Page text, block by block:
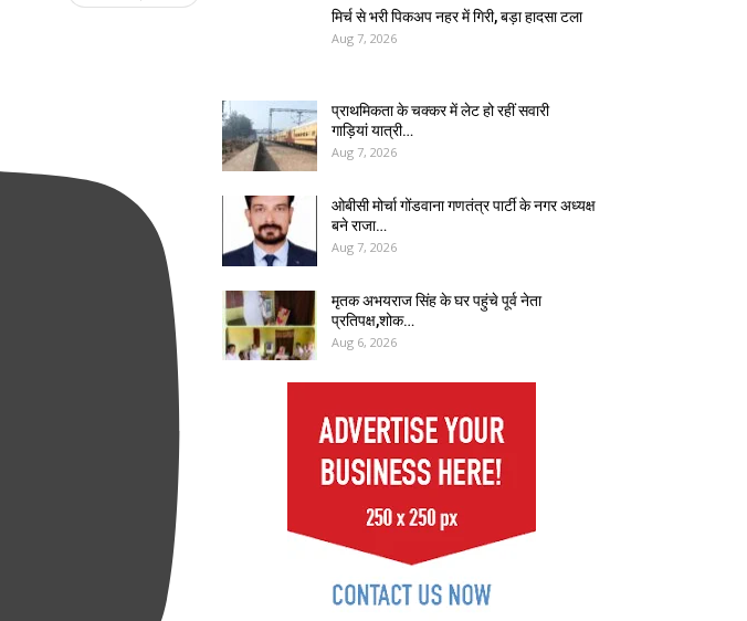
मिर्च से भरी पिकअप नहर में गिरी, बड़ा हादसा टला
Aug 7, 2026
प्राथमिकता के चक्कर में लेट हो रहीं सवारी
गाड़ियां यात्री…
Aug 7, 2026
ओबीसी मोर्चा गोंडवाना गणतंत्र पार्टी के नगर अध्यक्ष
बने राजा…
Aug 7, 2026
मृतक अभयराज सिंह के घर पहुंचे पूर्व नेता
प्रतिपक्ष,शोक…
Aug 6, 2026